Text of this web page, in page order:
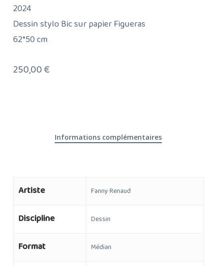
2024
Dessin stylo Bic sur papier Figueras
62*50 cm
250,00€
Informations complémentaires
Artiste Fanny Renaud
Discipline Dessin
Format Médian